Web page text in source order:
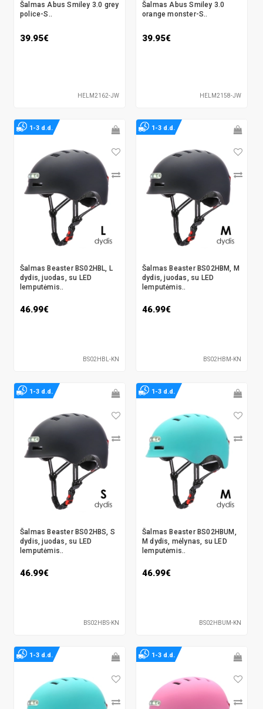
Šalmas Abus Smiley 3.0 grey
police-S..
39.95€
HELM2162-JW
Šalmas Abus Smiley 3.0
orange monster-S..
39.95€
HELM2158-JW
Šalmas Beaster BS02HBL, L
dydis, juodas, su LED
lemputėmis..
46.99€
BS02HBL-KN
1-3 d.d.
Šalmas Beaster BS02HBM, M
dydis, juodas, su LED
lemputėmis..
46.99€
BS02HBM-KN
1-3 d.d.
Šalmas Beaster BS02HBS, S
dydis, juodas, su LED
lemputėmis..
46.99€
BS02HBS-KN
1-3 d.d.
Šalmas Beaster BS02HBUM,
M dydis, mėlynas, su LED
lemputėmis..
46.99€
BS02HBUM-KN
1-3 d.d.
1-3 d.d. 1-3 d.d.